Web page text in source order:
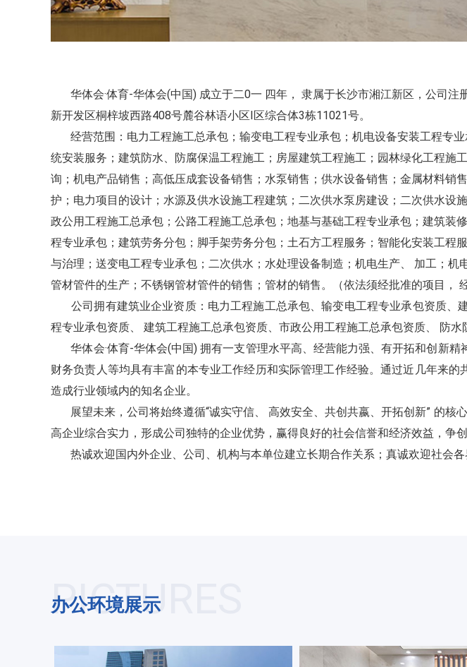
华体会·体育-华体会(中国) 成立于二0一 四年， 隶属于长沙市湘江新区 ， 公司注
新开发区桐梓坡西路408号麓谷林语小区I区综合体3栋11021号。
经营范围：电力工程施工总承包；输变电工程专业承包；机电设备安装工程专
统安装服务；建筑防水、防腐保温工程施工；房屋建筑工程施工；园林绿化工程
询；机电产品销售；高低压成套设备销售；水泵销售；供水设备销售；金属材料
护；电力项目的设计；水源及供水设施工程建筑；二次供水泵房建设；二次供水
政公用工程施工总承包；公路工程施工总承包；地基与基础工程专业承包；建筑
程专业承包；建筑劳务分包；脚手架劳务分包；土石方工程服务；智能化安装工
与治理；送变电工程专业承包；二次供水；水处理设备制造；机电生产、 加工；
管材管件的生产；不锈钢管材管件的销售；管材的销售。（依法须经批准的项目，
公司拥有建筑业企业资质：电力工程施工总承包、输变电工程专业承包资质、
程专业承包资质、 建筑工程施工总承包资质、市政公用工程施工总承包资质、 防
华体会·体育-华体会(中国) 拥有一支管理水平高、经营能力强、有开拓和创新精
财务负责人等均具有丰富的本专业工作经历和实际管理工作经验。通过近几年来
造成行业领域内的知名企业。
展望未来，公司将始终遵循“诚实守信、 高效安全、共创共嬴、开拓创新” 的核
高企业综合实力，形成公司独特的企业优势，赢得良好的社会信誉和经济效益，争
热诚欢迎国内外企业、公司、机构与本单位建立长期合作关系；真诚欢迎社会各
PICTURES
办公环境展示